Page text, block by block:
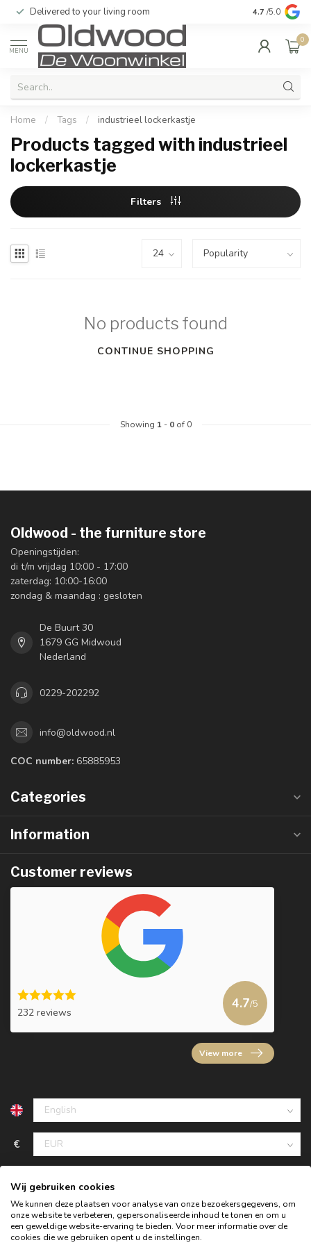
Delivered to your living room Quality &
4.7 /5.0
MENU
0
Home / Tags / industrieel lockerkastje
Products tagged with industrieel
lockerkastje
Filters
No products found
CONTINUE SHOPPING
Showing 1- 0of 0
Oldwood - the furniture store
Openingstijden:
di t/m vrijdag 10:00 - 17:00
zaterdag: 10:00-16:00
zondag & maandag : gesloten
De Buurt 30
1679 GG Midwoud
Nederland
0229-202292
info@oldwood.nl
COC number: 65885953
Categories
Information
Customer reviews
232 reviews
4.7/5
View more
€
Wij gebruiken cookies
We kunnen deze plaatsen voor analyse van onze bezoekersgegevens, om
onze website te verbeteren, gepersonaliseerde inhoud te tonen en om u
een geweldige website-ervaring te bieden. Voor meer informatie over de
cookies die we gebruiken opent u de instellingen.